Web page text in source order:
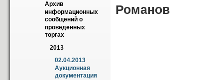
Архив
информационных
сообщений о
проведенных
торгах
2013
02.04.2013
Аукционная
документация